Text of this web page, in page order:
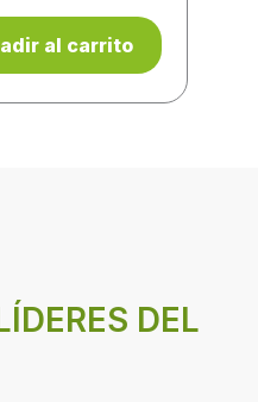
al carrito
DEL